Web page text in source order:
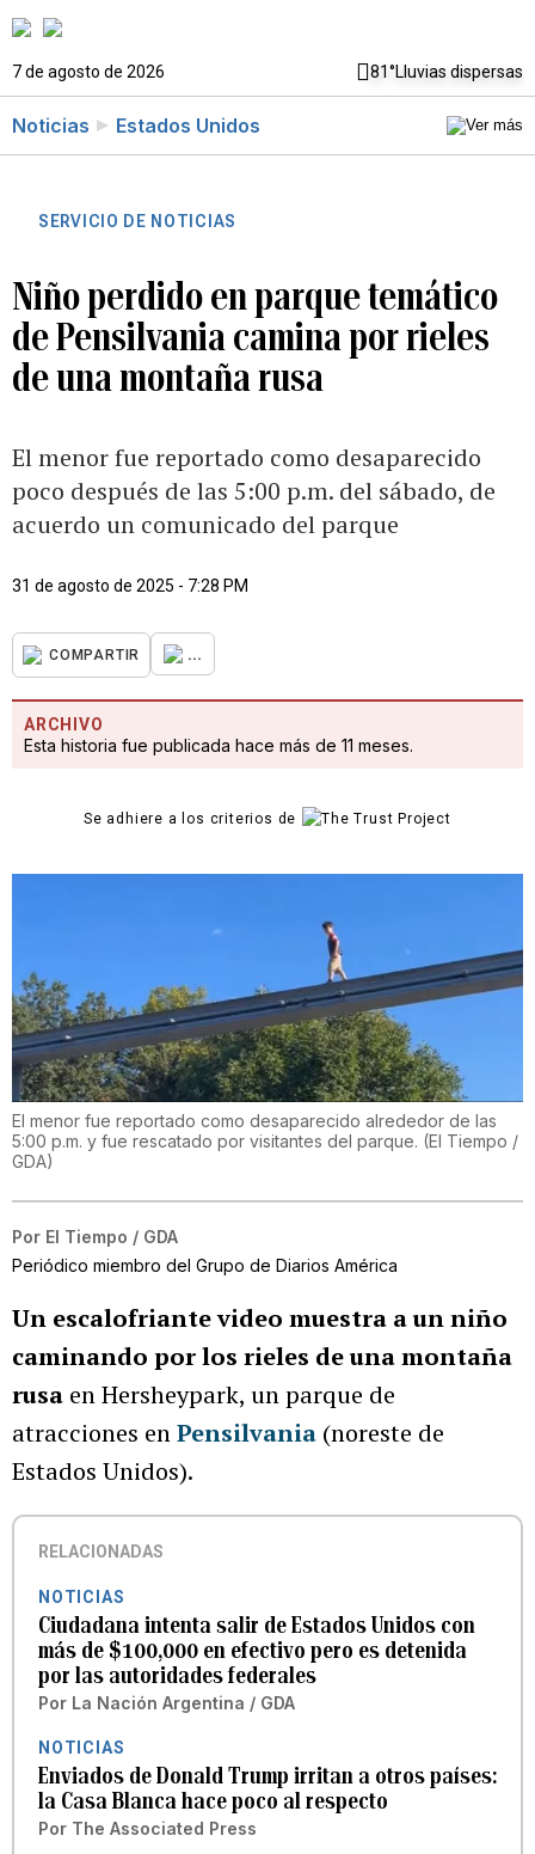
7 de agosto de 2026 81°Lluvias dispersas
Noticias Estados Unidos
SERVICIO DE NOTICIAS
Niño perdido en parque temático
de Pensilvania camina por rieles
de una montaña rusa
El menor fue reportado como desaparecido
poco después de las 5:00 p.m. del sábado, de
acuerdo un comunicado del parque
31 de agosto de 2025 - 7:28 PM
COMPARTIR ...
ARCHIVO
Esta historia fue publicada hace más de 11 meses.
Se adhiere a los criterios de
El menor fue reportado como desaparecido alrededor de las
5:00 p.m. y fue rescatado por visitantes del parque. (El Tiempo /
GDA)
Por El Tiempo / GDA
Periódico miembro del Grupo de Diarios América
Un escalofriante video muestra a un niño
caminando por los rieles de una montaña
rusa en Hersheypark, un parque de
atracciones enPensilvania (noreste de
Estados Unidos).
RELACIONADAS
NOTICIAS
Ciudadana intenta salir de Estados Unidos con
más de $100,000 en efectivo pero es detenida
por las autoridades federales
Por La Nación Argentina / GDA
NOTICIAS
Enviados de Donald Trump irritan a otros países:
la Casa Blanca hace poco al respecto
Por The Associated Press